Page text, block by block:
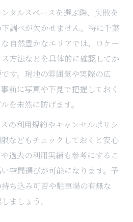
タルスペースを選ぶ際、失敗を
調べが欠かせません。特に千葉
自然豊かなエリアでは、ロケー
方法などを具体的に確認してか
す。現地の雰囲気や実際の広
前に写真や下見で把握しておく
を未然に防げます。
の利用規約やキャンセルポリシ
などもチェックしておくと安心
過去の利用実績も参考にするこ
空間選びが可能になります。予
ち込み可否や駐車場の有無な
ましょう。